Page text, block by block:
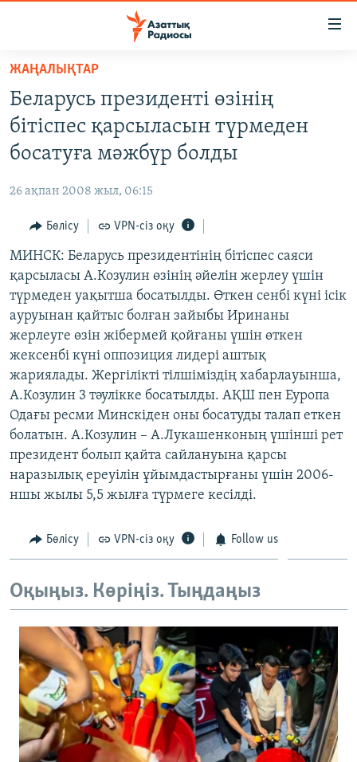
Skip
main
content
Skip
main
Search
САЯСАТ
AZATTYQTV
АДАМ ҚҰҚЫҚТАРЫ
ӘЛЕУМЕТ
ӘЛЕМ
АРНАЙЫ ЖОБАЛАР
Русский
ЖАЗЫЛЫҢЫЗ
Басқа тілдерде
ЖАҢАЛЫҚТАР
Беларусь президенті өзінің
бітіспес қарсыласын түрмеден
босатуға мәжбүр болды
26 ақпан 2008 жыл, 06:15
Бөлісу VPN-сіз оқу
МИНСК: Беларусь президентінің бітіспес саяси
қарсыласы А.Козулин өзінің әйелін жерлеу үшін
түрмеден уақытша босатылды. Өткен сенбі күні ісік
ауруынан қайтыс болған зайыбы Иринаны
жерлеуге өзін жібермей қойғаны үшін өткен
жексенбі күні оппозиция лидері аштық
жариялады. Жергілікті тілшіміздің хабарлауынша,
А.Козулин 3 тәулікке босатылды. АҚШ пен Еуропа
Одағы ресми Минскіден оны босатуды талап еткен
болатын. А.Козулин – А.Лукашенконың үшінші рет
президент болып қайта сайлануына қарсы
наразылық ереуілін ұйымдастырғаны үшін 2006-
ншы жылы 5,5 жылға түрмеге кесілді.
Бөлісу VPN-сіз оқу Follow us
Оқыңыз. Көріңіз. Тыңдаңыз